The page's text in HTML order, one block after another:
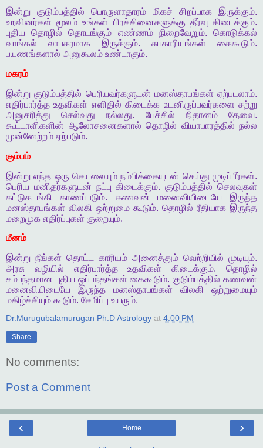
இன்று
குடும்பத்தில் பொருளாதாரம் மிகச் சிறப்பாக இருக்கும்.
உறவினர்கள் மூலம் உங்கள் பிரச்சினைகளுக்கு தீர்வு கிடைக்கும்.
புதிய
தொழில் தொடங்கும் எண்ணம் நிறைவேறும்.கொடுக்கல்
வாங்கல்
லாபகரமாக இருக்கும். சுபகாரியங்கள் கைகூடும்.
பயணங்களால் அனுகூலம் உண்டாகும்.
மகரம்
இன்று குடும்பத்தில் பெரியவர்களுடன் மனஸ்தாபங்கள் ஏற்படலாம்.
எதிர்பார்த்த உதவிகள் எளிதில் கிடைக்க உடனிருப்பவர்களை சற்று
அனுசரித்து
செல்வது நல்லது. பேச்சில் நிதானம் தேவை.
கூட்டாளிகளின் ஆலோசனைகளால் தொழில் வியாபாரத்தில் நல்ல
முன்னேற்றம் ஏற்படும்.
கும்பம்
இன்று எந்த ஒரு செயலையும் நம்பிக்கையுடன் செய்து முடிப்பீர்கள்.
பெரிய மனிதர்களுடன் நட்பு கிடைக்கும்.குடும்பத்தில் செலவுகள்
கட்டுகடங்கி
காணப்படும். கணவன் மனைவியிடையே
இருந்த
மனஸ்தாபங்கள் விலகி ஒற்றுமை கூடும். தொழில் ரீதியாக இருந்த
மறைமுக எதிர்ப்புகள் குறையும்.
மீனம்
இன்று நீங்கள் தொட்ட காரியம் அனைத்தும் வெற்றியில் முடியும்.
அரசு
வழியில் எதிர்பார்த்த உதவிகள் கிடைக்கும்.தொழில்
சம்பந்தமான புதிய ஒப்பந்தங்கள் கைகூடும்.குடும்பத்தில் கணவன்
மனைவியிடையே
இருந்த மனஸ்தாபங்கள் விலகி
ஒற்றுமையும்
மகிழ்ச்சியும் கூடும். சேமிப்பு உயரும்.
Dr.Murugubalamurugan Ph.D Astrology at 4:00 PM
Share
No comments:
Post a Comment
‹ ›
Home